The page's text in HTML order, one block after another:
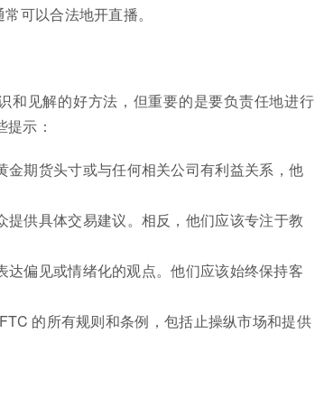
可以合法地开直播。
和见解的好方法，但重要的是要负责任地进行
示：
金期货头寸或与任何相关公司有利益关系，他
提供具体交易建议。相反，他们应该专注于教
达偏见或情绪化的观点。他们应该始终保持客
的所有规则和条例，包括止操纵市场和提供